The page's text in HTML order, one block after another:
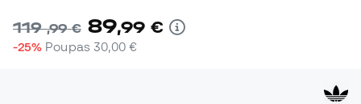
119,99 € 89,99 €
-25% Poupas 30,00 €